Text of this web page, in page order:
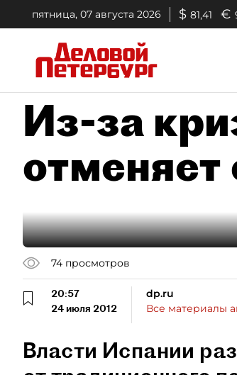
пятница, 07 августа 2026 $ 81,41 €
Из-за
отменяет
74 просмотров
20:57
24 июля 2012
dp.ru
Все материалы
Власти Испании